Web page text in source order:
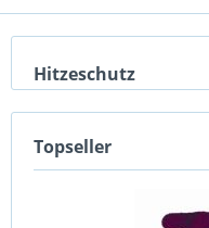
Hitzeschutz
Topseller